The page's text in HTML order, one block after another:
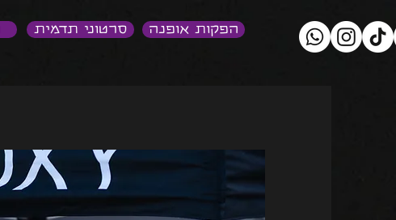
סרטוני תדמית הפקות אופנה